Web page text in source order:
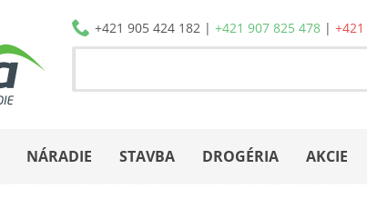
+421 905 424 182| +421 907 825 478|
NÁRADIE STAVBA DROGÉRIA AKCIE